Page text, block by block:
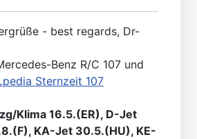
- best regards, Dr-
Benz R/C 107 und
Sternzeit 107
Klima 16.5.(ER), D-Jet
KA-Jet 30.5.(HU), KE-